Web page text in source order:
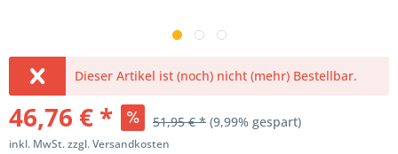
Dieser Artikel ist (noch) nicht (mehr) Bestellbar.
46,76 € * 51,95 € * (9,99% gespart)
inkl. MwSt.zzgl. Versandkosten